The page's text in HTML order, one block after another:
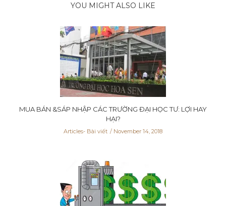
YOU MIGHT ALSO LIKE
MUA BÁN &SÁP NHẬP CÁC TRƯỜNG ĐẠI HỌC TƯ: LỢI HAY
HẠI?
Articles- Bài viết November 14, 2018